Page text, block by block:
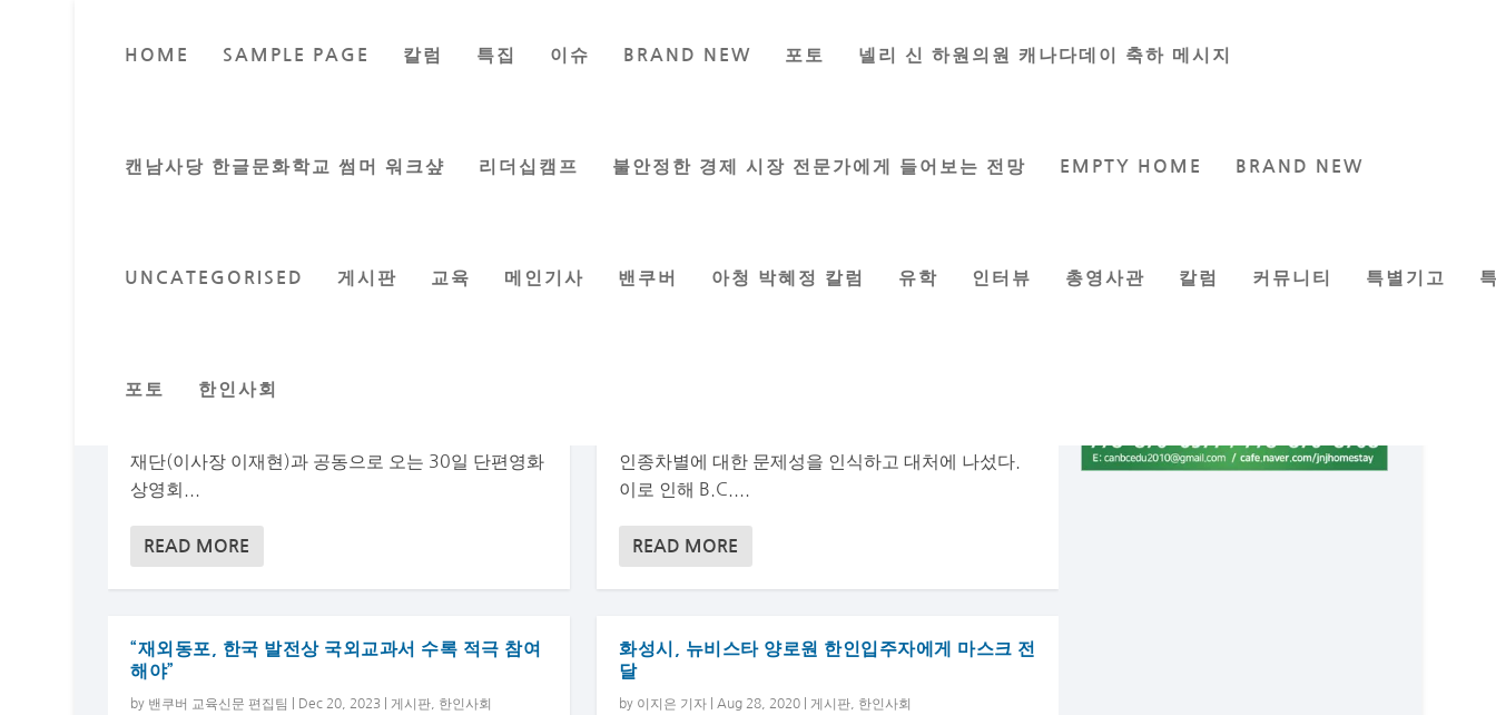
HOME SAMPLE PAGE 칼럼 특집 이슈 BRAND NEW 포토 넬리 신 하원의원 캐나다데이 축하 메시지
캔남사당 한글문화학교 썸머 워크샾 리더십캠프 불안정한 경제 시장 전문가에게 들어보는 전망 EMPTY HOME BRAND NEW
UNCATEGORISED 게시판 교육 메인기사 밴쿠버 아청 박혜정 칼럼 유학 인터뷰 총영사관 칼럼 커뮤니티 특별기고
포토 한인사회
재단(이사장 이재현)과 공동으로 오는 30일 단편영화
상영회...
READ MORE
“재외동포, 한국 발전상 국외교과서 수록 적극 참여
해야”
by 밴쿠버 교육신문 편집팀 Dec 20, 2023 게시판 한인사회
인종차별에 대한 문제성을 인식하고 대처에 나섰다.
이로 인해 B.C....
READ MORE
화성시, 뉴비스타 양로원 한인입주자에게 마스크 전
달
by 이지은 기자 Aug 28, 2020 게시판 한인사회